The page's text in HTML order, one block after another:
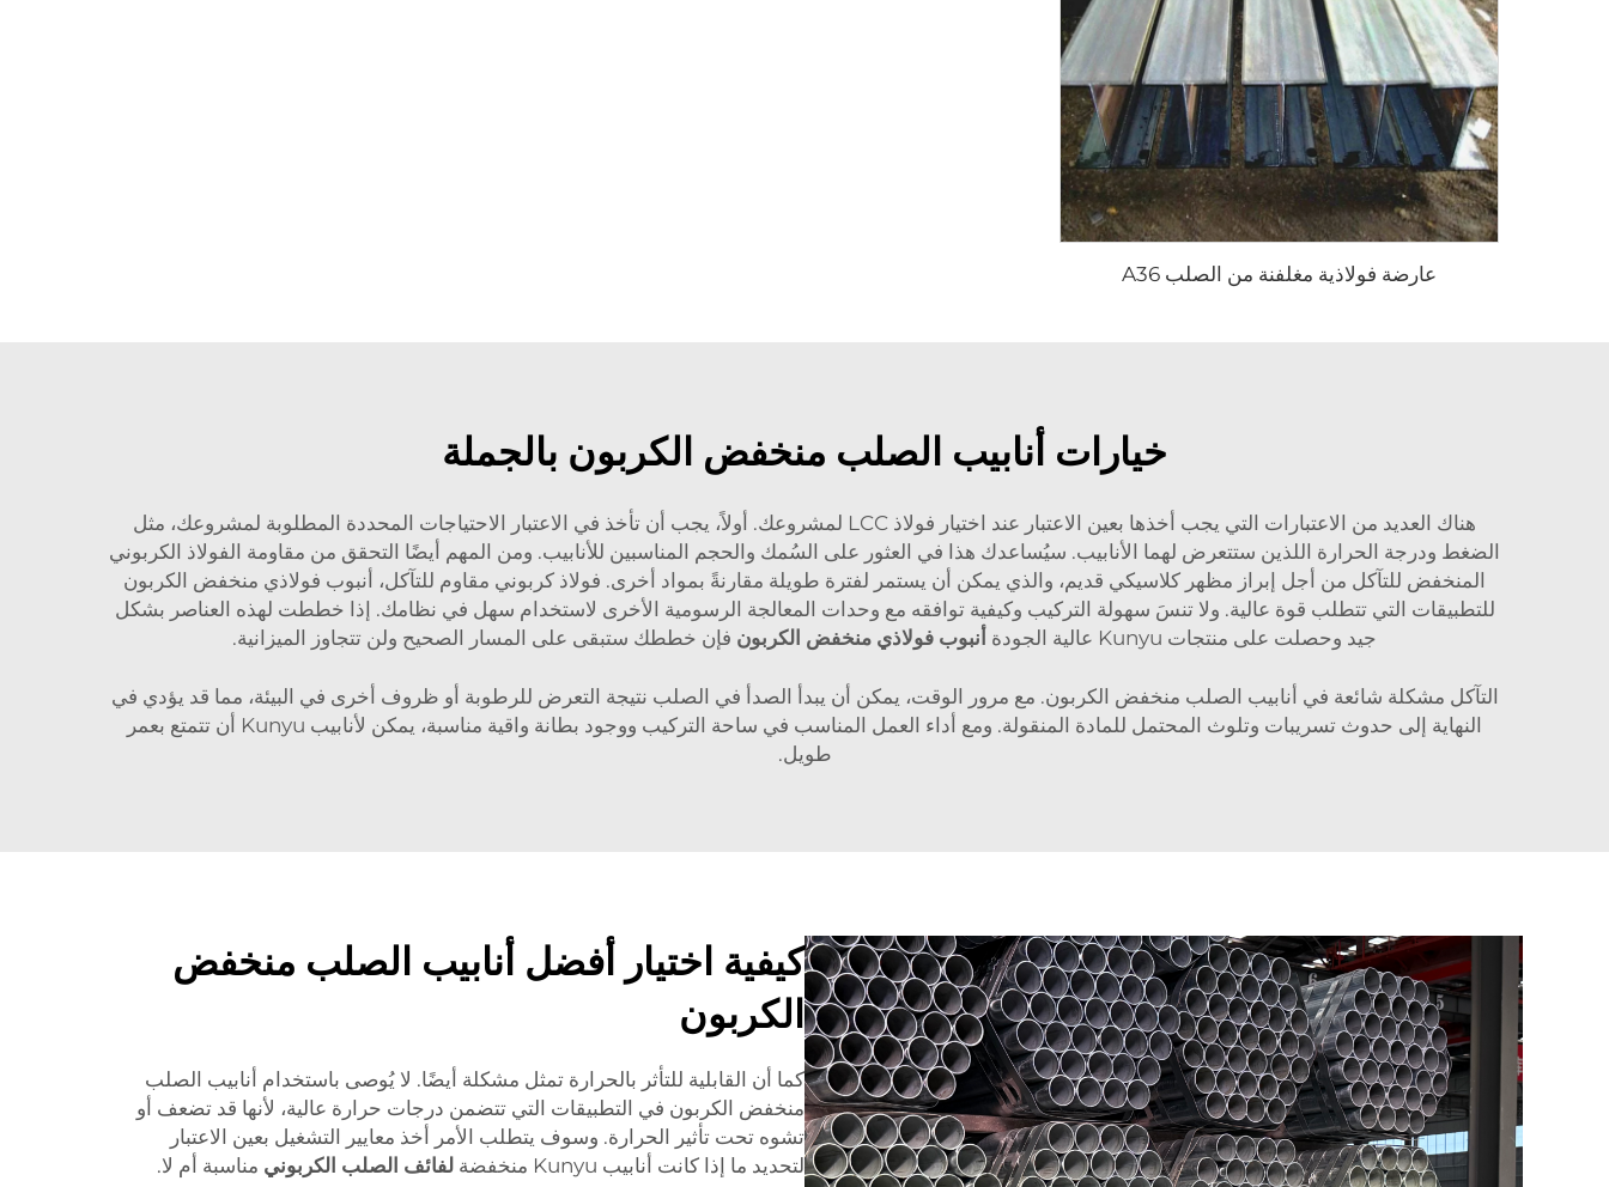
عارضة فولاذية مغلفنة من الصلب A36
خيارات أنابيب الصلب منخفض الكربون بالجملة
هناك العديد من الاعتبارات التي يجب أخذها بعين الاعتبار عند اختيار فولاذ LCC لمشروعك. أولاً، يجب أن تأخذ في الاعتبار الاحتياجات المحددة المطلوبة لمشروعك، مثل
الضغط ودرجة الحرارة اللذين ستتعرض لهما الأنابيب. سيُساعدك هذا في العثور على السُمك والحجم المناسبين للأنابيب. ومن المهم أيضًا التحقق من مقاومة الفولاذ الكربوني
المنخفض للتآكل من أجل إبراز مظهر كلاسيكي قديم، والذي يمكن أن يستمر لفترة طويلة مقارنةً بمواد أخرى. فولاذ كربوني مقاوم للتآكل، أنبوب فولاذي منخفض الكربون
للتطبيقات التي تتطلب قوة عالية. ولا تنسَ سهولة التركيب وكيفية توافقه مع وحدات المعالجة الرسومية الأخرى لاستخدام سهل في نظامك. إذا خططت لهذه العناصر بشكل
جيد وحصلت على منتجات Kunyu عالية الجودة
أنبوب فولاذي منخفض الكربون فإن خططك ستبقى على المسار الصحيح ولن تتجاوز الميزانية.
التآكل مشكلة شائعة في أنابيب الصلب منخفض الكربون. مع مرور الوقت، يمكن أن يبدأ الصدأ في الصلب نتيجة التعرض للرطوبة أو ظروف أخرى في البيئة، مما قد يؤدي في
النهاية إلى حدوث تسريبات وتلوث المحتمل للمادة المنقولة. ومع أداء العمل المناسب في ساحة التركيب ووجود بطانة واقية مناسبة، يمكن لأنابيب Kunyu أن تتمتع بعمر
طويل.
كيفية اختيار أفضل أنابيب الصلب منخفض
الكربون
كما أن القابلية للتأثر بالحرارة تمثل مشكلة أيضًا. لا يُوصى باستخدام أنابيب الصلب
منخفض الكربون في التطبيقات التي تتضمن درجات حرارة عالية، لأنها قد تضعف أو
تشوه تحت تأثير الحرارة. وسوف يتطلب الأمر أخذ معايير التشغيل بعين الاعتبار
لتحديد ما إذا كانت أنابيب Kunyu منخفضة
لفائف الصلب الكربوني مناسبة أم لا.